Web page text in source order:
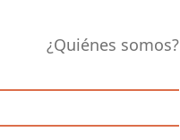
¿Quiénes somos?